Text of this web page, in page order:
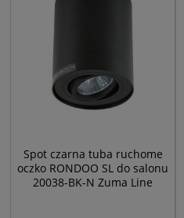
Spot czarna tuba ruchome
oczko RONDOO SL do salonu
20038-BK-N Zuma Line